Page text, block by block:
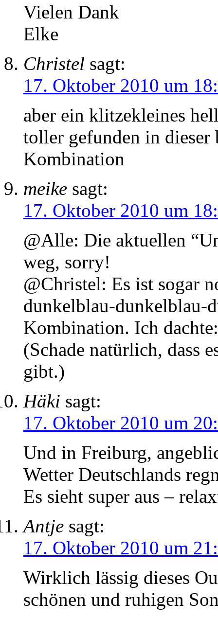
Vielen Dank
Elke
Christel sagt:
17. Oktober 2010 um
aber ein klitzekleines
toller gefunden in
Kombination
meike sagt:
17. Oktober 2010 um
@Alle: Die aktuellen
weg, sorry!
@Christel: Es ist sogar
dunkelblau-dunkelblau-
Kombination. Ich
(Schade natürlich, dass
gibt.)
Häki sagt:
17. Oktober 2010 um
Und in Freiburg,
Wetter Deutschlands
Es sieht super aus –
Antje sagt:
17. Oktober 2010 um
Wirklich lässig dieses
schönen und ruhigen